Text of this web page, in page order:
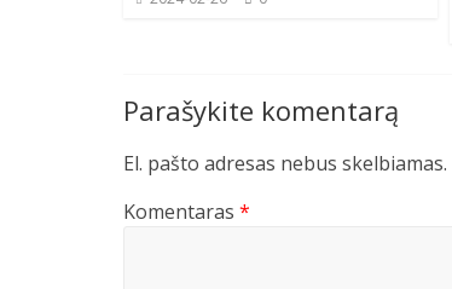
Parašykite komentarą
El. pašto adresas nebus skelbiamas.
Komentaras *